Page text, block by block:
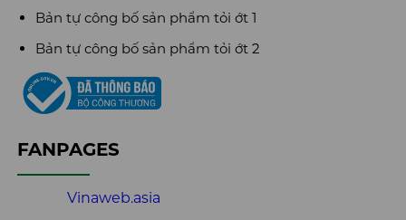
Bản tự công bố sản phẩm tỏi ớt 1
Bản tự công bố sản phẩm tỏi ớt 2
FANPAGES
Vinaweb.asia